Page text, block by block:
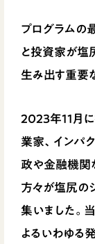
プログラムの
と投資家が塩
生み出す重要
2023年11月
業家、インパ
政や金融機関
方々が塩尻の
集いました。
よるいわゆる